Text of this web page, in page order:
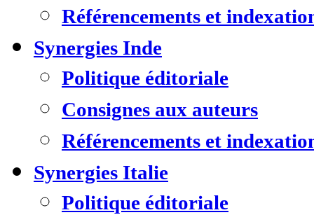
Référencements et
Synergies Inde
Politique éditoriale
Consignes aux auteurs
Référencements et
Synergies Italie
Politique éditoriale